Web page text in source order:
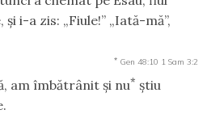
i-a zis: „Fiule!” „Iată-mă”,
* Gen 48:10 1 Sam 3:2
am îmbătrânit şi nu* ştiu